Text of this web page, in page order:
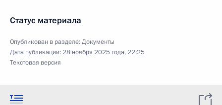
Статус материала
Опубликован в разделе:Документы
Дата публикации:28 ноября 2025 года, 22:25
Текстовая версия